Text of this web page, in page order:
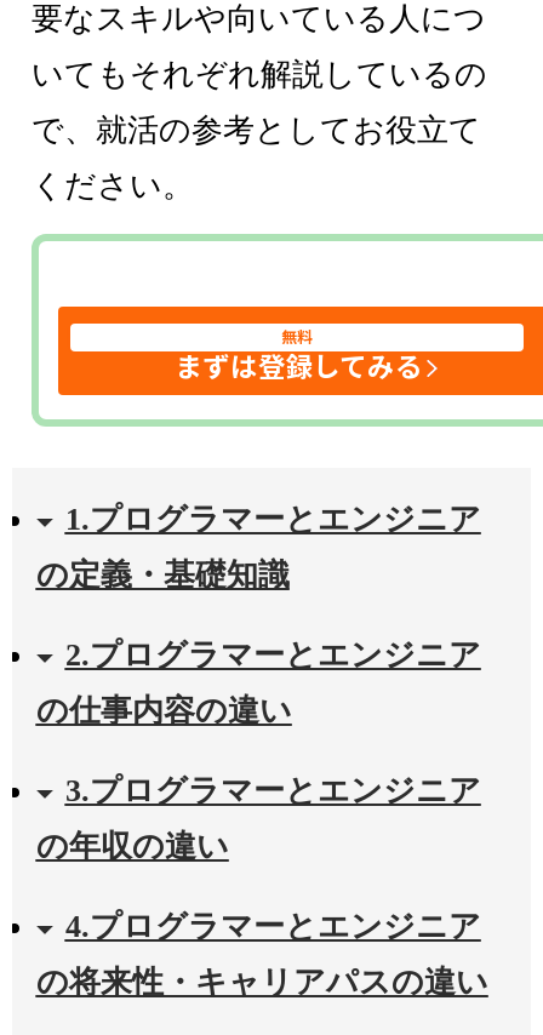
要なスキルや向いている人につ
いてもそれぞれ解説しているの
で、就活の参考としてお役立て
ください。
無料
まずは登録してみる
1.プログラマーとエンジニア
の定義・基礎知識
2.プログラマーとエンジニア
の仕事内容の違い
3.プログラマーとエンジニア
の年収の違い
4.プログラマーとエンジニア
の将来性・キャリアパスの違い